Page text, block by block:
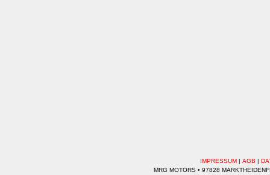
IMPRESSUM | AGB |
MRG MOTORS • 97828